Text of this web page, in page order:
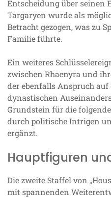
Entscheidung über seinen
Targaryen wurde als
Betracht gezogen, was zu
Familie führte.
Ein weiteres
zwischen Rhaenyra und
der ebenfalls Anspruch auf
dynastischen
Grundstein für die
durch politische Intrigen
ergänzt.
Hauptfiguren
Die zweite Staffel von
mit spannenden